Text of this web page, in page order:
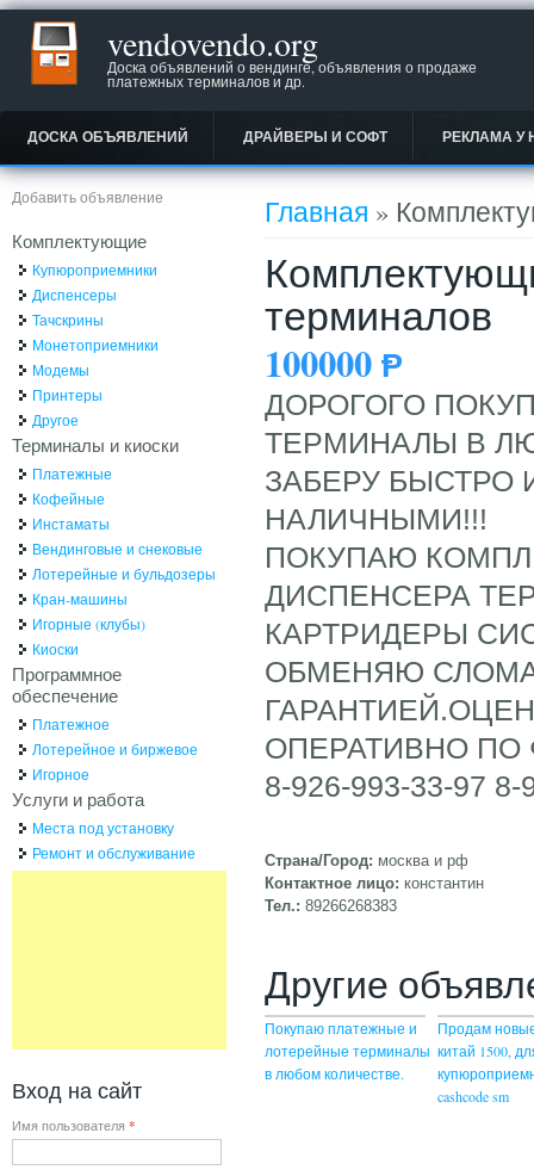
vendovendo.org
Доска объявлений о вендинге, объявления о продаже
платежных терминалов и др.
ДОСКА ОБЪЯВЛЕНИЙ ДРАЙВЕРЫ И СОФТ РЕКЛАМА У
Вы здесь
Главная »
терминалов
100000 Ᵽ
ДОРОГОГО
ТЕРМИНАЛЫ В
ЗАБЕРУ БЫСТРО
НАЛИЧНЫМИ!!!
ПОКУПАЮ
ДИСПЕНСЕРА
КАРТРИДЕРЫ
ОБМЕНЯЮ
ОПЕРАТИВНО ПО
8-926-993-33-97 8-
Страна/Город: москва и рф
Контактное лицо: константин
Тел.: 89266268383
Другие
Покупаю платежные и
лотерейные терминалы
в любом количестве.
Продам
китай 1500,
cashcode sm
Добавить объявление
Комплектующие
Купюроприемники
Диспенсеры
Тачскрины
Монетоприемники
Модемы
Принтеры
Другое
Терминалы и киоски
Платежные
Кофейные
Инстаматы
Вендинговые и снековые
Лотерейные и бульдозеры
Кран-машины
Игорные (клубы)
Киоски
Программное
обеспечение
Платежное
Лотерейное и биржевое
Игорное
Услуги и работа
Места под установку
Ремонт и обслуживание
Вход на сайт
Имя пользователя *